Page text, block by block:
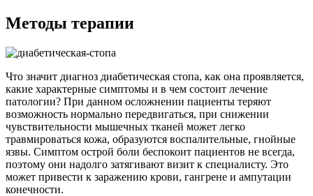
Методы терапии
Что значит диагноз диабетическая стопа, как она проявляется,
какие характерные симптомы и в чем состоит лечение
патологии? При данном осложнении пациенты теряют
возможность нормально передвигаться, при снижении
чувствительности мышечных тканей может легко
травмироваться кожа, образуются воспалительные, гнойные
язвы. Симптом острой боли беспокоит пациентов не всегда,
поэтому они надолго затягивают визит к специалисту. Это
может привести к заражению крови, гангрене и ампутации
конечности.